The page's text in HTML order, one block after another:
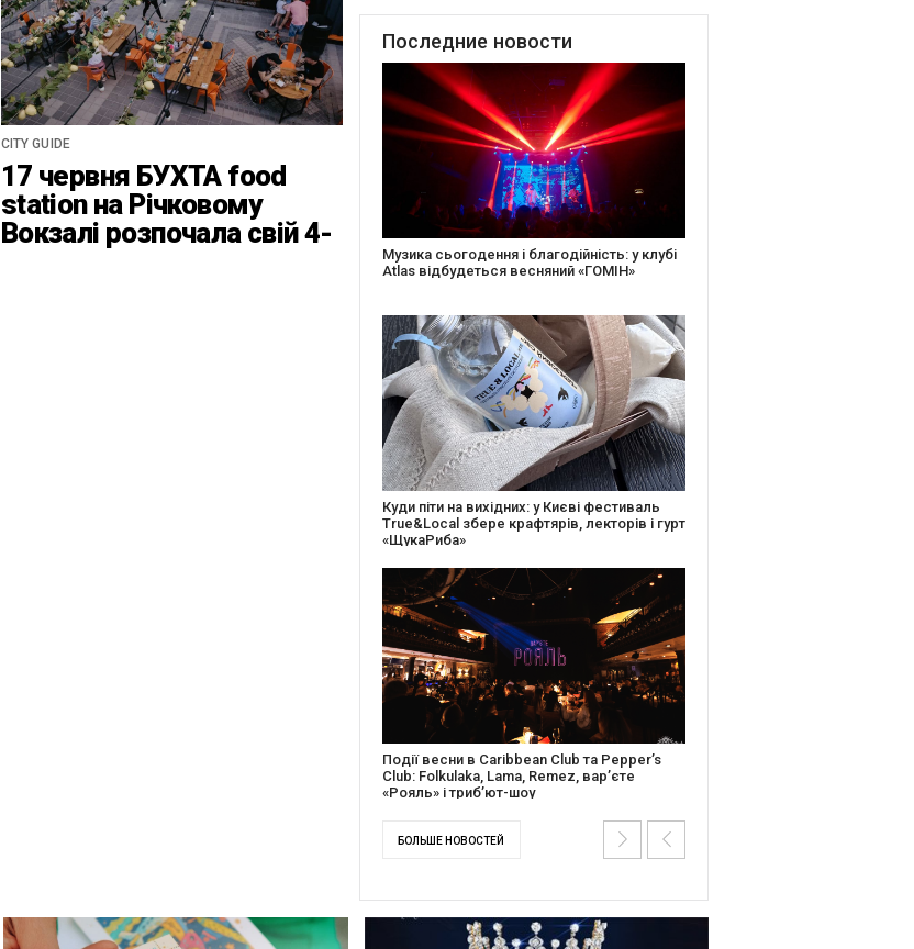
CITY GUIDE
17 червня БУХТА food
station на Річковому
Вокзалі розпочала свій 4-
Последние новости
Створіть святкову листівку та допоможіть
стареньким: майстер-клас від БФ «Юлині
27 років музичної історії: Caribbean Club
відсвяткує День Народження серією
благодійних подій
Документальний фільм “Будинок “Слово”
англійською покажуть в країнах Європи,
Канаді та США
БОЛЬШЕ НОВОСТЕЙ